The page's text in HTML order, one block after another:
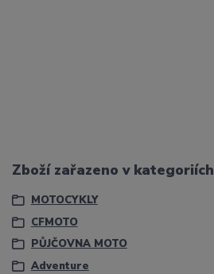
Zboží zařazeno v kategoriích
MOTOCYKLY
CFMOTO
PŮJČOVNA MOTO
Adventure